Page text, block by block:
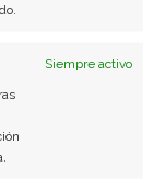
Siempre activo